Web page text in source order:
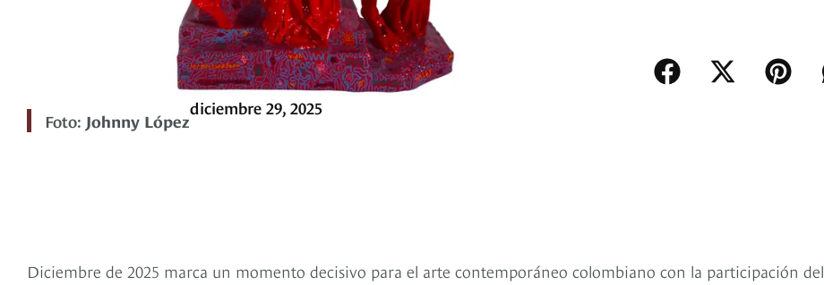
Foto: Johnny López
diciembre 29, 2025
Diciembre de 2025 marca un momento decisivo para el arte contemporáneo colombiano con la participación del